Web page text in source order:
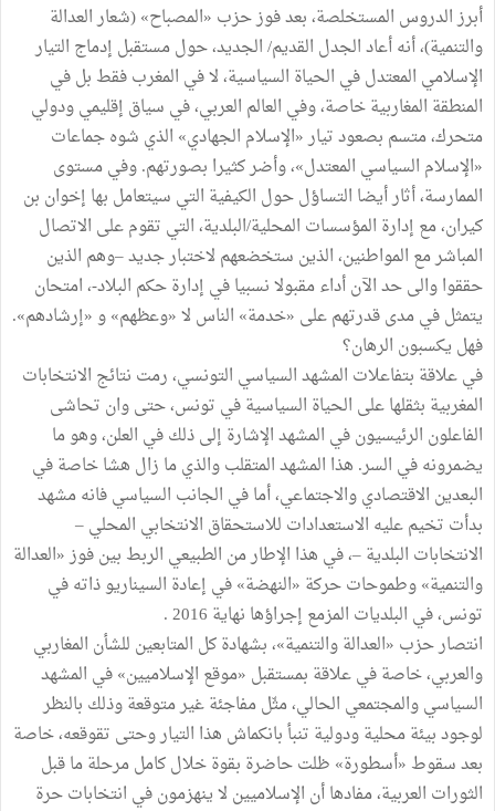
أبرز الدروس المستخلصة، بعد فوز حزب «المصباح» (شعار العدالة
والتنمية)، أنه أعاد الجدل القديم/ الجديد، حول مستقبل إدماج التيار
الإسلامي المعتدل في الحياة السياسية، لا في المغرب فقط بل في
المنطقة المغاربية خاصة، وفي العالم العربي، في سياق إقليمي ودولي
متحرك، متسم بصعود تيار «الإسلام الجهادي» الذي شوه جماعات
«الإسلام السياسي المعتدل»، وأضر كثيرا بصورتهم. وفي مستوى
الممارسة، أثار أيضا التساؤل حول الكيفية التي سيتعامل بها إخوان بن
كيران، مع إدارة المؤسسات المحلية/البلدية، التي تقوم على الاتصال
المباشر مع المواطنين، الذين ستخضعهم لاختبار جديد –وهم الذين
حققوا والى حد الآن أداء مقبولا نسبيا في إدارة حكم البلاد-، امتحان
يتمثل في مدى قدرتهم على «خدمة» الناس لا «وعظهم» و «إرشادهم».
فهل يكسبون الرهان؟
في علاقة بتفاعلات المشهد السياسي التونسي، رمت نتائج الانتخابات
المغربية بثقلها على الحياة السياسية في تونس، حتى وان تحاشى
الفاعلون الرئيسيون في المشهد الإشارة إلى ذلك في العلن، وهو ما
يضمرونه في السر. هذا المشهد المتقلب والذي ما زال هشا خاصة في
البعدين الاقتصادي والاجتماعي، أما في الجانب السياسي فانه مشهد
بدأت تخيم عليه الاستعدادات للاستحقاق الانتخابي المحلي –
الانتخابات البلدية –، في هذا الإطار من الطبيعي الربط بين فوز «العدالة
والتنمية» وطموحات حركة «النهضة» في إعادة السيناريو ذاته في
تونس، في البلديات المزمع إجراؤها نهاية 2016 .
انتصار حزب «العدالة والتنمية»، بشهادة كل المتابعين للشأن المغاربي
والعربي، خاصة في علاقة بمستقبل «موقع الإسلاميين» في المشهد
السياسي والمجتمعي الحالي، مثّل مفاجئة غير متوقعة وذلك بالنظر
لوجود بيئة محلية ودولية تنبأ بانكماش هذا التيار وحتى تقوقعه، خاصة
بعد سقوط «أسطورة» ظلت حاضرة بقوة خلال كامل مرحلة ما قبل
الثورات العربية، مفادها أن الإسلاميين لا ينهزمون في انتخابات حرة